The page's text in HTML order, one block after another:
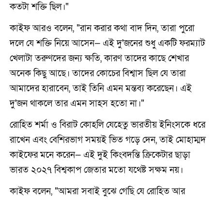
কতটা শক্তি ছিল।"
কাইফ আরও বলেন, "রান করার কথা বাদ দিন, তারা পুরো
দলে যে শক্তি নিয়ে আসেন— এই দু'জনের শুধু একটি ফরম্যাট
খেলাটা তরুণদের জন্য ক্ষতি, কারণ তাদের কাছে শেখার
অনেক কিছু আছে। তাদের কোচের বিশ্বাস ছিল যে তারা
আমাদের হারাবেন, তাই তিনি এমন মন্তব্য করেছেন। এই
দু'জন থাকলে তার এমন সাহস হতো না।"
রোহিত শর্মা ও বিরাট কোহলি যেহেতু ভারতীয় ইনিংসকে ধরে
রাখেন এবং বেশিরভাগ সময়ই ভিত গড়ে দেন, তাই মোহাম্মদ
কাইফের মনে করেন— এই দুই কিংবদন্তি ক্রিকেটার ছাড়া
ভারত ২০২৭ বিশ্বকাপ জেতার মতো যথেষ্ট সক্ষম নয়।
কাইফ বলেন, "আমরা সবাই বুঝে গেছি যে রোহিত আর